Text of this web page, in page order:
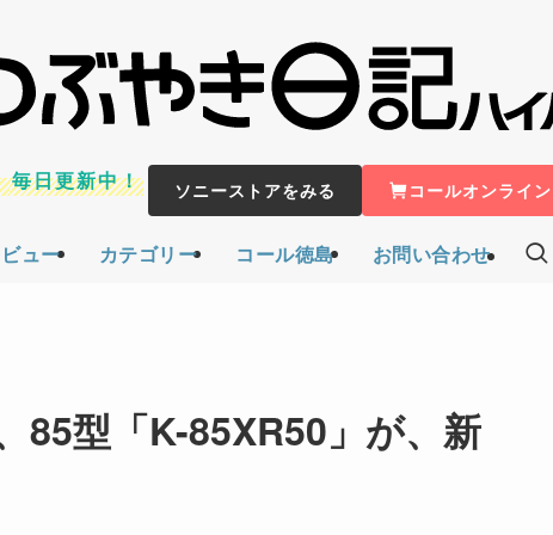
ュー カテゴリー コール徳島 お問い合わせ
毎日更新中！ ソニーストアをみる コールオンライ
85型「K-85XR50」が、新